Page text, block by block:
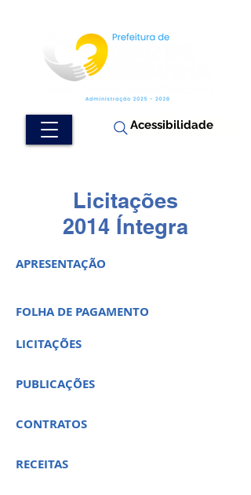
Acessibilidade
Licitações
2014 Íntegra
APRESENTAÇÃO
FOLHA DE PAGAMENTO
LICITAÇÕES
PUBLICAÇÕES
CONTRATOS
RECEITAS